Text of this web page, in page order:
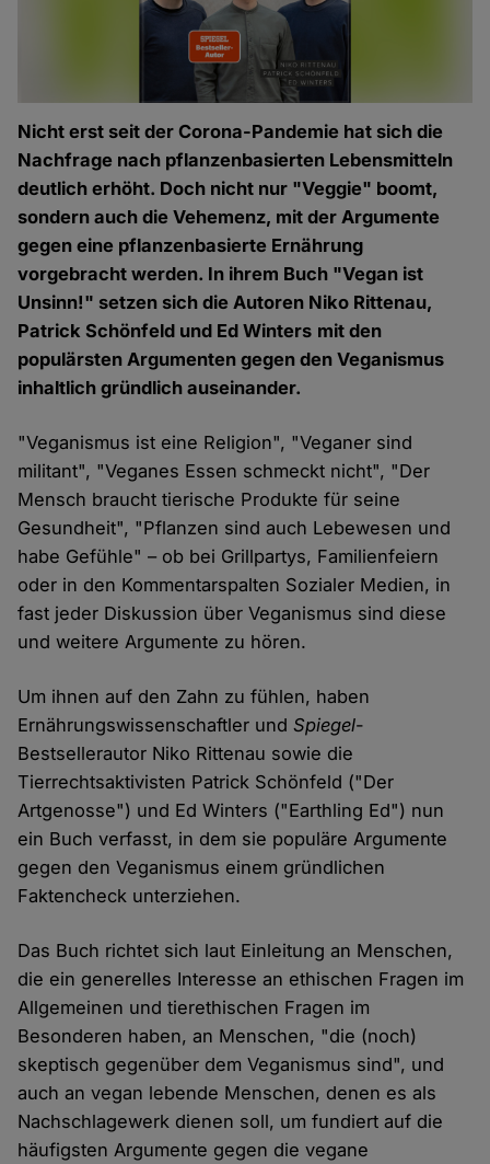
Nicht erst seit der Corona-Pandemie hat sich die
Nachfrage nach pflanzenbasierten Lebensmitteln
deutlich erhöht. Doch nicht nur "Veggie" boomt,
sondern auch die Vehemenz, mit der Argumente
gegen eine pflanzenbasierte Ernährung
vorgebracht werden. In ihrem Buch "Vegan ist
Unsinn!" setzen sich die Autoren Niko Rittenau,
Patrick Schönfeld und Ed Winters mit den
populärsten Argumenten gegen den Veganismus
inhaltlich gründlich auseinander.
"Veganismus ist eine Religion", "Veganer sind
militant", "Veganes Essen schmeckt nicht", "Der
Mensch braucht tierische Produkte für seine
Gesundheit", "Pflanzen sind auch Lebewesen und
habe Gefühle" – ob bei Grillpartys, Familienfeiern
oder in den Kommentarspalten Sozialer Medien, in
fast jeder Diskussion über Veganismus sind diese
und weitere Argumente zu hören.
Um ihnen auf den Zahn zu fühlen, haben
Ernährungswissenschaftler undSpiegel-
Bestsellerautor Niko Rittenau sowie die
Tierrechtsaktivisten Patrick Schönfeld ("Der
Artgenosse") und Ed Winters ("Earthling Ed") nun
ein Buch verfasst, in dem sie populäre Argumente
gegen den Veganismus einem gründlichen
Faktencheck unterziehen.
Das Buch richtet sich laut Einleitung an Menschen,
die ein generelles Interesse an ethischen Fragen im
Allgemeinen und tierethischen Fragen im
Besonderen haben, an Menschen, "die (noch)
skeptisch gegenüber dem Veganismus sind", und
auch an vegan lebende Menschen, denen es als
Nachschlagewerk dienen soll, um fundiert auf die
häufigsten Argumente gegen die vegane